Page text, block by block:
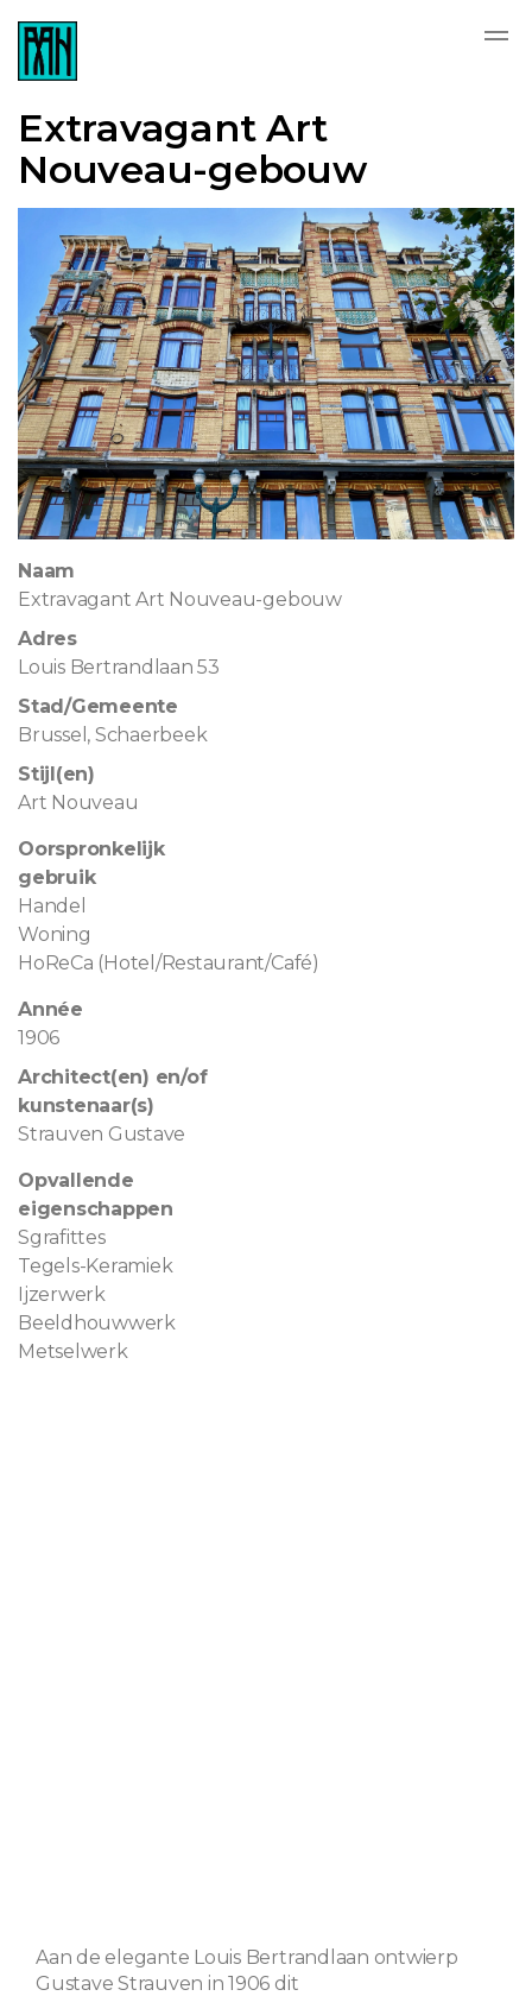
Extravagant Art
Nouveau-gebouw
Naam
Extravagant Art Nouveau-gebouw
Adres
Louis Bertrandlaan 53
Stad/Gemeente
Brussel, Schaerbeek
Stijl(en)
Art Nouveau
Oorspronkelijk
gebruik
Handel
Woning
HoReCa (Hotel/Restaurant/Café)
Année
1906
Architect(en) en/of
kunstenaar(s)
Strauven Gustave
Opvallende
eigenschappen
Sgrafittes
Tegels-Keramiek
Ijzerwerk
Beeldhouwwerk
Metselwerk
Aan de elegante Louis Bertrandlaan ontwierp
Gustave Strauven in 1906 dit